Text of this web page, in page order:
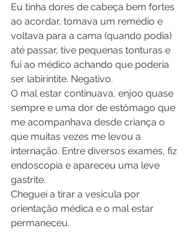
Eu tinha dores de cabeça bem fortes
ao acordar, tomava um remédio e
voltava para a cama (quando podia)
até passar, tive pequenas tonturas e
fui ao médico achando que poderia
ser labirintite. Negativo.
O mal estar continuava, enjoo quase
sempre e uma dor de estômago que
me acompanhava desde criança o
que muitas vezes me levou a
internação. Entre diversos exames, fiz
endoscopia e apareceu uma leve
gastrite.
Cheguei a tirar a vesícula por
orientação médica e o mal estar
permaneceu.